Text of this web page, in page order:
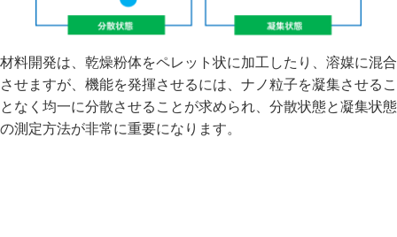
材料開発は、乾燥粉体をペレット状に加工したり、溶媒に混合
させますが、機能を発揮させるには、ナノ粒子を凝集させるこ
となく均一に分散させることが求められ、分散状態と凝集状態
の測定方法が非常に重要になります。